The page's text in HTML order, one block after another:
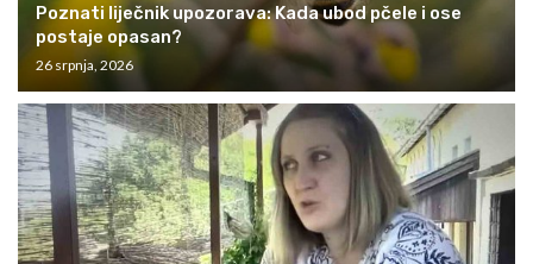
Poznati liječnik upozorava: Kada ubod pčele i ose
postaje opasan?
26 srpnja, 2026